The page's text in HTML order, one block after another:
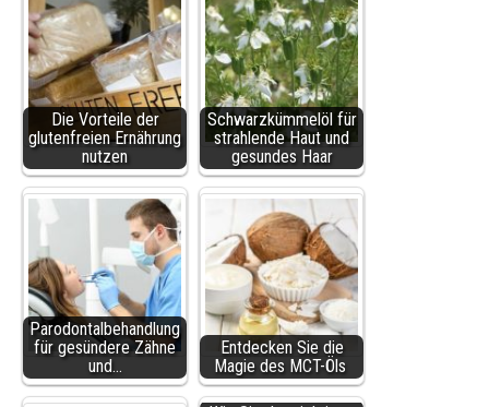
Die Vorteile der
glutenfreien Ernährung
nutzen
Schwarzkümmelöl für
strahlende Haut und
gesundes Haar
Parodontalbehandlung
für gesündere Zähne
und…
Entdecken Sie die
Magie des MCT-Öls